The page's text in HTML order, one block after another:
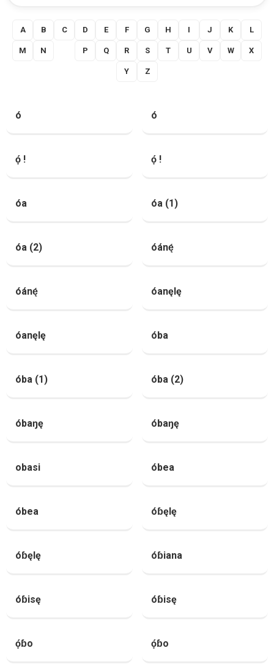
A B C D E F G H I J K L
M N P Q R S T U V W X
Y Z
ó ó
ọ́ ! ọ́ !
óa óa (1)
óa (2) óánę́
óánę́ óanęlę
óanęlę óba
óba (1) óba (2)
óbaŋę óbaŋę
obasi óbea
óbea óɓęlę
óɓęlę óɓiana
óɓisę óɓisę
ọ́ɓo ọ́ɓo